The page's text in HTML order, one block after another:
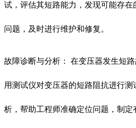
试，评估其短路能力，发现可能存
问题，及时进行维护和修复。
故障诊断与分析： 在变压器发生短
用测试仪对变压器的短路阻抗进行
析，帮助工程师准确定位问题，制定